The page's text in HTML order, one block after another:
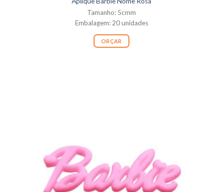
Tamanho: 5cmm
Embalagem: 20 unidades
ORÇAR